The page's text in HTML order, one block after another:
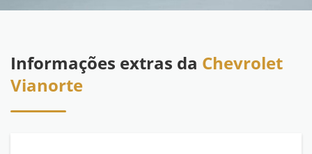
Informações extras da Chevrolet
Vianorte